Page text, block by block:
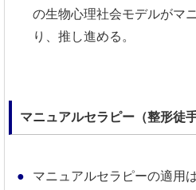
の生物心理社会モデルがマ
り、推し進める。
マニュアルセラピー（整形徒
マニュアルセラピーの適用